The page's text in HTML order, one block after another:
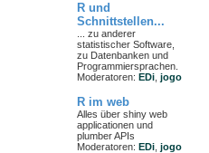
R und
Schnittstellen...
... zu anderer
statistischer Software,
zu Datenbanken und
Programmiersprachen.
Moderatoren: EDi jogo
R im web
Alles über shiny web
applicationen und
plumber APIs
Moderatoren: EDi jogo